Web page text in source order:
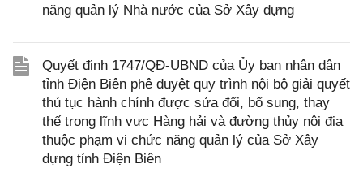
năng quản lý Nhà nước của Sở Xây dựng
Quyết định 1747/QĐ-UBND của Ủy ban nhân dân
tỉnh Điện Biên phê duyệt quy trình nội bộ giải quyết
thủ tục hành chính được sửa đổi, bổ sung, thay
thế trong lĩnh vực Hàng hải và đường thủy nội địa
thuộc phạm vi chức năng quản lý của Sở Xây
dựng tỉnh Điện Biên